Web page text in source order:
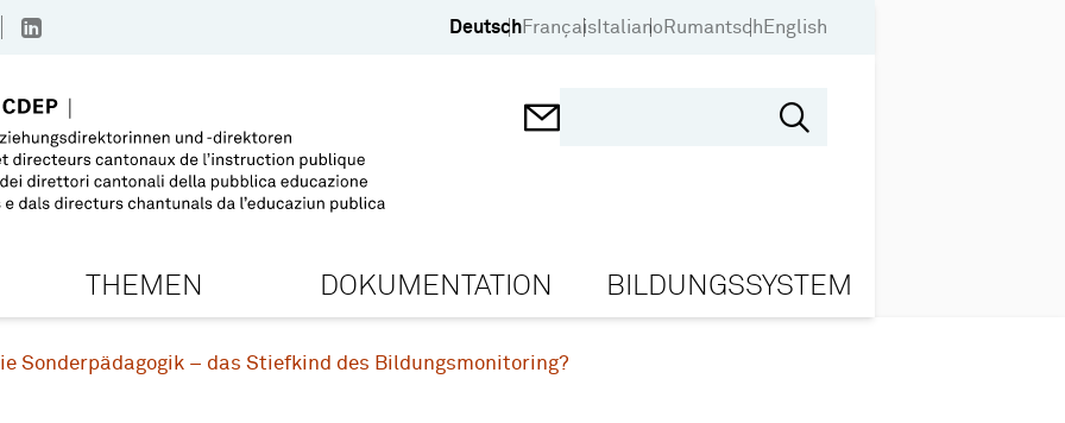
DeutschFrançais Italiano Rumantsch English
THEMEN DOKUMENTATION BILDUNGSSYSTEM
Sonderpädagogik – das Stiefkind des Bildungsmonitoring?